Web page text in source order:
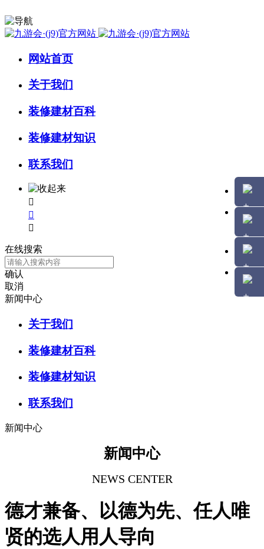
网站首页
关于我们
装修建材百科
装修建材知识
联系我们



在线搜索
确认
取消
新闻中心
关于我们
装修建材百科
装修建材知识
联系我们
新闻中心
新闻中心
NEWS CENTER
德才兼备、以德为先、任人唯
贤的选人用人导向